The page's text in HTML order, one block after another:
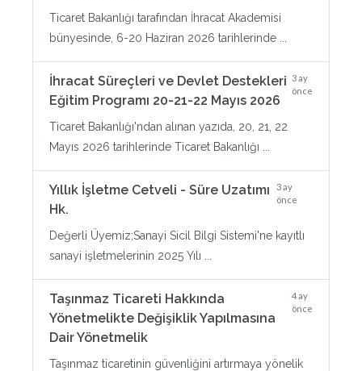
Ticaret Bakanlığı tarafından İhracat Akademisi
bünyesinde, 6-20 Haziran 2026 tarihlerinde ...
İhracat Süreçleri ve Devlet Destekleri
Eğitim Programı 20-21-22 Mayıs 2026
3 ay
önce
Ticaret Bakanlığı'ndan alınan yazıda, 20, 21, 22
Mayıs 2026 tarihlerinde Ticaret Bakanlığı ...
Yıllık İşletme Cetveli - Süre Uzatımı
Hk.
3 ay
önce
Değerli Üyemiz;Sanayi Sicil Bilgi Sistemi'ne kayıtlı
sanayi işletmelerinin 2025 Yılı ...
Taşınmaz Ticareti Hakkında
Yönetmelikte Değişiklik Yapılmasına
Dair Yönetmelik
4 ay
önce
Taşınmaz ticaretinin güvenliğini artırmaya yönelik